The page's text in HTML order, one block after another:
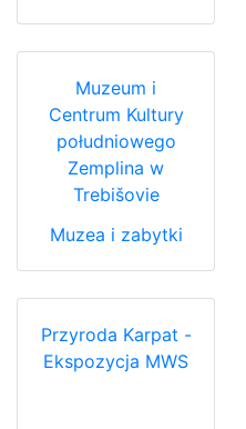
Muzeum i
Centrum Kultury
południowego
Zemplina w
Trebišovie
Muzea i zabytki
Przyroda Karpat -
Ekspozycja MWS